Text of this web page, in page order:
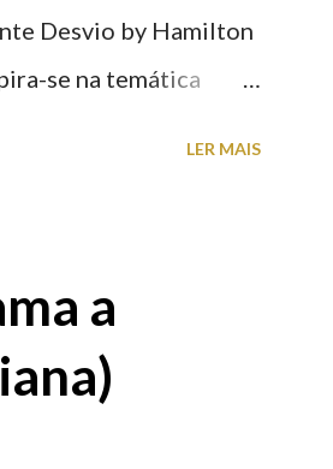
Desvio by Hamilton
se na temática
LER MAIS
a